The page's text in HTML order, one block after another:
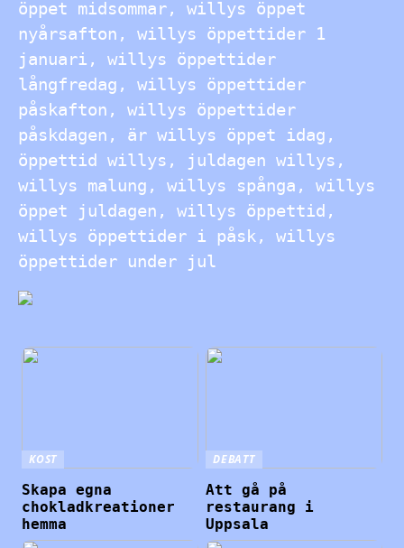
öppet midsommar, willys öppet
nyårsafton, willys öppettider 1
januari, willys öppettider
långfredag, willys öppettider
påskafton, willys öppettider
påskdagen, är willys öppet idag,
öppettid willys, juldagen willys,
willys malung, willys spånga, willys
öppet juldagen, willys öppettid,
willys öppettider i påsk, willys
öppettider under jul
KOST
Skapa egna
chokladkreationer
hemma
DEBATT
Att gå på
restaurang i
Uppsala